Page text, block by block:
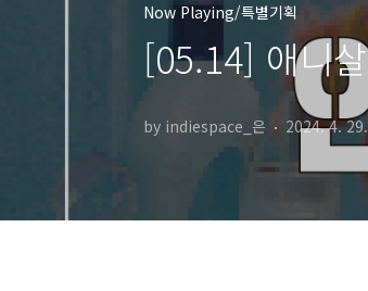
Now Playing/특별기획
[05.14] 애니
by indiespace_은 2024. 4. 29.